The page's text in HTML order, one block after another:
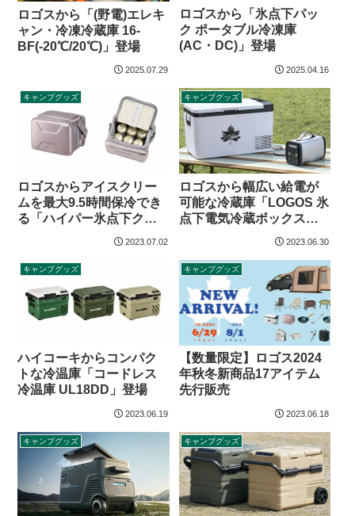
ロゴスから「(野電)エレキ
ャン・冷凍冷蔵庫 16-
BF(-20℃/20℃)」登場
2025.07.29
ロゴスから「氷点下パッ
ク ポータブル冷凍庫
(AC・DC)」登場
2025.04.16
キャンプグッズ
ロゴスからアイスクリー
ムを最大9.5時間保冷でき
る「ハイパー氷点下クー
2023.07.02
キャンプグッズ
ロゴスから幅広い給電が
可能な冷蔵庫「LOGOS 氷
点下電気冷蔵ボックス
（AC・DC）」登場
2023.06.30
キャンプグッズ
ハイコーキからコンパク
トな冷温庫「コードレス
冷温庫 UL18DD」登場
2023.06.19
キャンプグッズ
【数量限定】ロゴス2024
年秋冬新商品17アイテム
先行販売
2023.06.18
キャンプグッズ キャンプグッズ